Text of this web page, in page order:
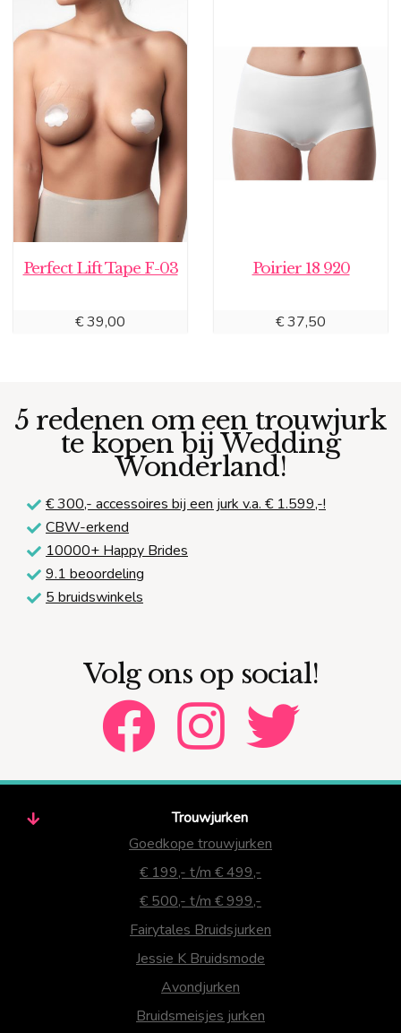
Perfect Lift Tape F-03
€39,00
Poirier 18 920
€37,50
5 redenen om een trouwjurk
te kopen bij Wedding
Wonderland!
€ 300,- accessoires bij een jurk v.a. € 1.599,-!
CBW-erkend
10000+ Happy Brides
9.1 beoordeling
5 bruidswinkels
Volg ons op social!
Trouwjurken
Goedkope trouwjurken
€ 199,- t/m € 499,-
€ 500,- t/m € 999,-
Fairytales Bruidsjurken
Jessie K Bruidsmode
Avondjurken
Bruidsmeisjes jurken